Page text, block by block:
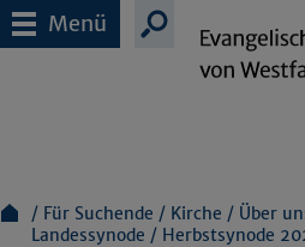
Menü
Für Suchende Kirche Über
Landessynode
Herbstsynode